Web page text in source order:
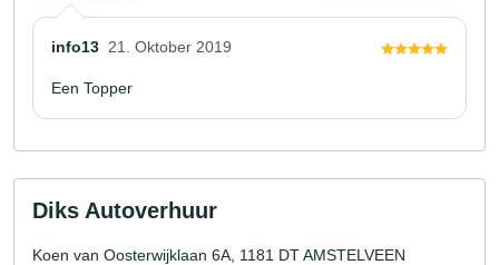
info13 21. Oktober 2019
Een Topper
Diks Autoverhuur
Koen van Oosterwijklaan 6A, 1181 DT AMSTELVEEN